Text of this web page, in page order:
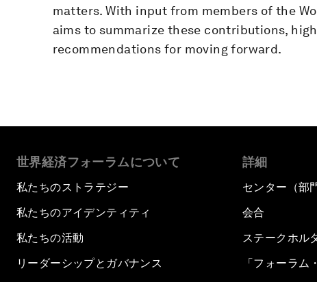
matters. With input from members of the
aims to summarize these contributions,
recommendations for moving forward.
世界経済フォーラムについて
私たちのストラテジー
私たちのアイデンティティ
私たちの活動
リーダーシップとガバナンス
詳細
センター（部
会合
ステークホル
「フォーラム